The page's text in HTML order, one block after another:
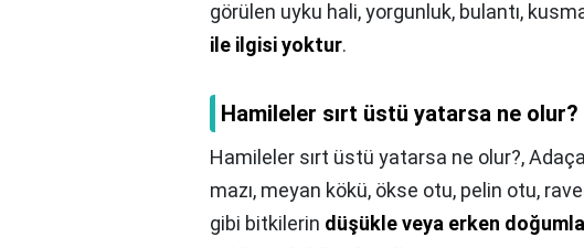
görülen uyku hali, yorgunluk, bulantı,
ile ilgisi yoktur.
Hamileler sırt üstü yatarsa ne olur?
Hamileler sırt üstü yatarsa ne olur?,
mazı, meyan kökü, ökse otu, pelin otu,
gibi bitkilerin düşükle veya erken